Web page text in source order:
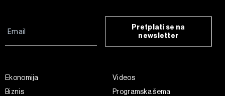
Pretplati se na
newsletter
Ekonomija
Biznis
Videos
Programska šema